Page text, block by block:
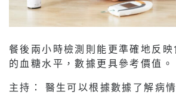
餐後兩小時檢測則能更準確地反映
的血糖水平，數據更具參考價值。
主持： 醫生可以根據數據了解病